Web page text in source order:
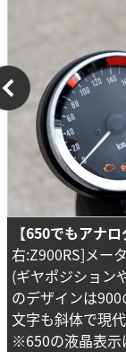
【650でもアナ
右:Z900RS]メー
(ギヤポジション
のデザインは
文字も斜体で現
※650の液晶表示